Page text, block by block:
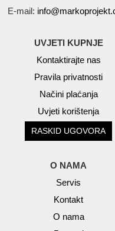
E-mail:
UVJETI KUPNJE
Kontaktirajte nas
Pravila privatnosti
Načini plaćanja
Uvjeti korištenja
RASKID UGOVORA
O NAMA
Servis
Kontakt
O nama